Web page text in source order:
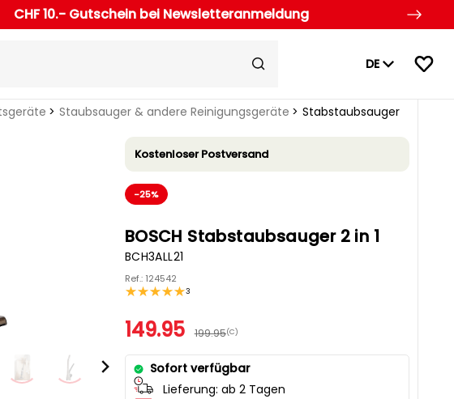
CHF 10.- Gutschein bei Newsletteranmeldung
DE
Staubsauger & andere Reinigungsgeräte Stabstaubsauger
Kostenloser Postversand
-25%
BOSCH Stabstaubsauger 2 in 1
BCH3ALL21
Ref.: 124542
3
149.95 199.95(C)
Sofort verfügbar
Lieferung: ab 2 Tagen